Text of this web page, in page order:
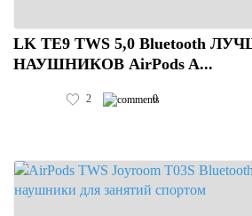
LK TE9 TWS 5,0 Bluetooth
НАУШНИКОВ AirPods A...
2 0